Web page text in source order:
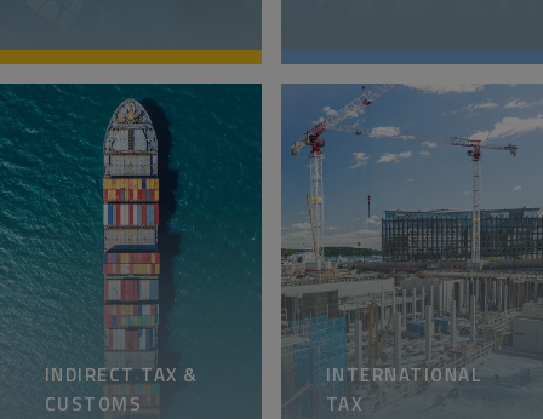
INDIRECT TAX &
CUSTOMS
INTERNATIONAL
TAX